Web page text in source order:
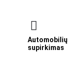
Automobilių
supirkimas